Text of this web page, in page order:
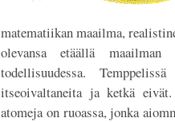
matematiikan maailma,
olevansa etäällä
todellisuudessa.
itseoivaltaneita ja ketkä
atomeja on ruoassa, jonka